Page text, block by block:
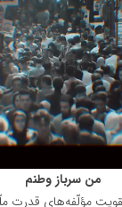
من سرباز وطنم
مؤلّفه‌های